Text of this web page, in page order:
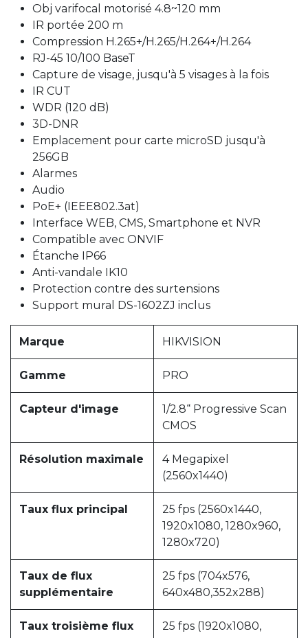
Obj varifocal motorisé 4.8~120 mm
IR portée 200 m
Compression H.265+/H.265/H.264+/H.264
RJ-45 10/100 BaseT
Capture de visage, jusqu'à 5 visages à la fois
IR CUT
WDR (120 dB)
3D-DNR
Emplacement pour carte microSD jusqu'à
256GB
Alarmes
Audio
PoE+ (IEEE802.3at)
Interface WEB, CMS, Smartphone et NVR
Compatible avec ONVIF
Étanche IP66
Anti-vandale IK10
Protection contre des surtensions
Support mural DS-1602ZJ inclus
Marque HIKVISION
Gamme PRO
Capteur d'image
1/2.8“ Progressive Scan
CMOS
Résolution maximale
4 Megapixel
(2560x1440)
Taux flux principal
25 fps (2560x1440,
1920x1080, 1280x960,
1280x720)
Taux de flux
supplémentaire
25 fps (704x576,
640x480,352x288)
Taux troisième flux
25 fps (1920x1080,